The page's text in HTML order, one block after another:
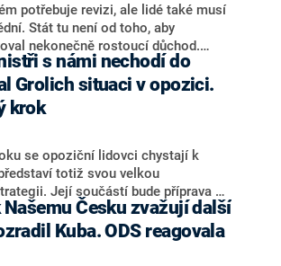
potřebuje revizi, ale lidé také musí
Stát tu není od toho, aby
nekonečně rostoucí důchod.
a my ho představíme,řekl
kraje a předseda hnutí Naše
v rozhovoru pro CNN Prima NEWS.
něj nemůže být člověk, který by
čerpání financí a rozvoj,
Babiše ale hodnotit nechtěl.
s námi nechodí do
Grolich situaci v opozici.
krok
se opoziční lidovci chystají k
totiž svou velkou
Její součástí bude příprava na
řekl ve středu na setkání s novináři
Jan Grolich. Ten zároveň v
kandiduje ve Vyškově. Popsal i
Kuba. ODS reagovala